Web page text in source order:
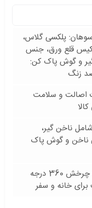
پلکسی گلاس،
قلع ورق، جنس
و گوش پاک کن:
زنگ
اصالت و سلامت
شامل ناخن گیر،
ناخن و گوش پاک
360 درجه
خانه و سفر